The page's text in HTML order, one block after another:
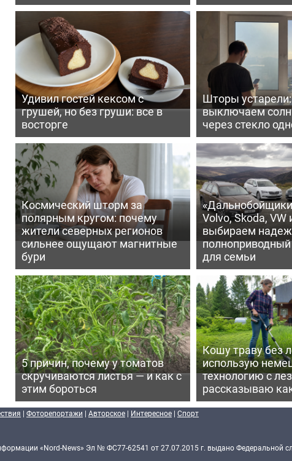
Удивил гостей кексом с
грушей, но без груши: все в
восторге
Шторы
выключаем
через стекло
Космический шторм за
полярным кругом: почему
жители северных регионов
сильнее ощущают магнитные
бури
Volvo, Skoda, VW
выбираем
для семьи
5 причин, почему у томатов
скручиваются листья — и как с
этим бороться
Кошу траву без
использую
технологию с
рассказываю
| Фоторепортажи | Авторское | Интересное | Спорт
«Nord-News» Эл № ФС77-62541 от 27.07.2015 г. выдано Федеральной